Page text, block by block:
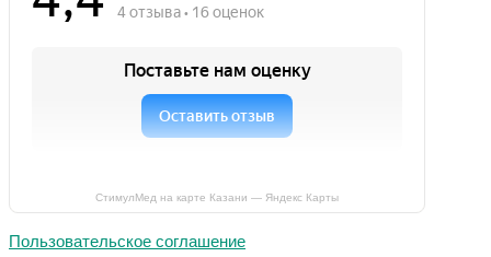
СтимулМед на карте Казани — Яндекс Карты
Пользовательское соглашение